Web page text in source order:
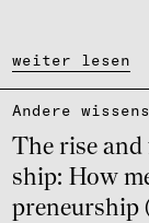
weiter lesen
The rise
ship: How
pre­neur­ship
Andere